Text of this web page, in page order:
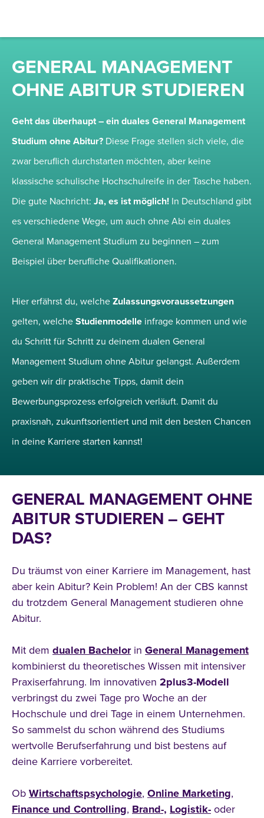
GENERAL MANAGEMENT
OHNE ABITUR STUDIEREN
Geht das überhaupt – ein duales General Management
Studium ohne Abitur? Diese Frage stellen sich viele, die
zwar beruflich durchstarten möchten, aber keine
klassische schulische Hochschulreife in der Tasche haben.
Die gute Nachricht: Ja, es ist möglich! In Deutschland gibt
es verschiedene Wege, um auch ohne Abi ein duales
General Management Studium zu beginnen – zum
Beispiel über berufliche Qualifikationen.
Hier erfährst du, welche Zulassungsvoraussetzungen
gelten, welche Studienmodelle infrage kommen und wie
du Schritt für Schritt zu deinem dualen General
Management Studium ohne Abitur gelangst. Außerdem
geben wir dir praktische Tipps, damit dein
Bewerbungsprozess erfolgreich verläuft. Damit du
praxisnah, zukunftsorientiert und mit den besten Chancen
in deine Karriere starten kannst!
GENERAL MANAGEMENT OHNE
ABITUR STUDIEREN – GEHT
DAS?
Du träumst von einer Karriere im Management, hast
aber kein Abitur? Kein Problem! An der CBS kannst
du trotzdem General Management studieren ohne
Abitur.
Mit dem dualen Bachelorin General Management
kombinierst du theoretisches Wissen mit intensiver
Praxiserfahrung. Im innovativen 2plus3-Modell
verbringst du zwei Tage pro Woche an der
Hochschule und drei Tage in einem Unternehmen.
So sammelst du schon während des Studiums
wertvolle Berufserfahrung und bist bestens auf
deine Karriere vorbereitet.
Ob Wirtschaftspsychologie, Online Marketing,
Finance und Controlling, Brand-, Logistik- oder